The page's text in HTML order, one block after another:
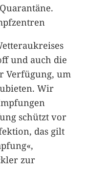
und auch die
Verfügung, um
Wir
schützt vor
das gilt
zur